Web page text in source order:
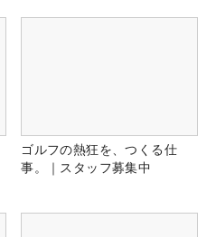
ゴルフの熱狂を、つくる仕
事。｜スタッフ募集中